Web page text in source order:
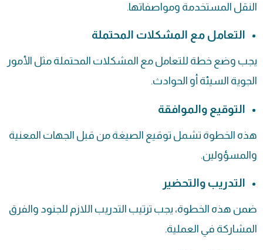
النقل المستخدمة ومواصفاتها.
التعامل مع المشكلات المحتملة
يجب وضع خطة للتعامل مع المشكلات المحتملة مثل الأمور
الجوية السيئة أو الحوادث.
التوقيع والموافقة
هذه الخطوة تشمل توقيع الصيغة من قبل الجهات المعنية
والمسؤولين.
التدريب والتحضير
ضمن هذه الخطوة، يجب ترتيب التدريب اللازم للجنود والفرق
المشاركة في العملية.